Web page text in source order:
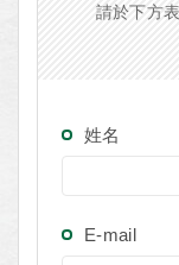
請於下方
姓名
E-mail